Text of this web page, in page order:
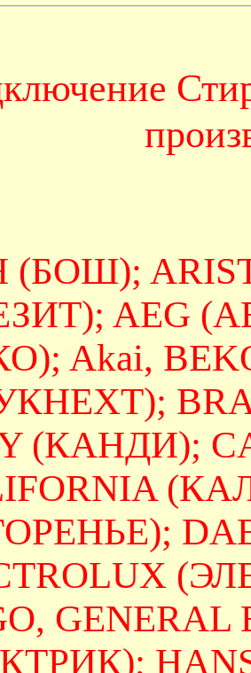
(БОШ);
AEG
Akai,
(КАНДИ);